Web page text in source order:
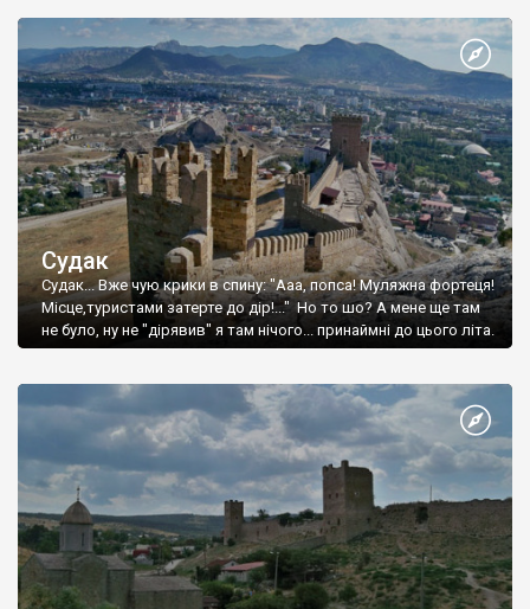
Судак
Судак... Вже чую крики в спину: "Ааа, попса! Муляжна фортеця!
Місце,туристами затерте до дір!..." Но то шо? А мене ще там
не було, ну не "дірявив" я там нічого... принаймні до цього літа.